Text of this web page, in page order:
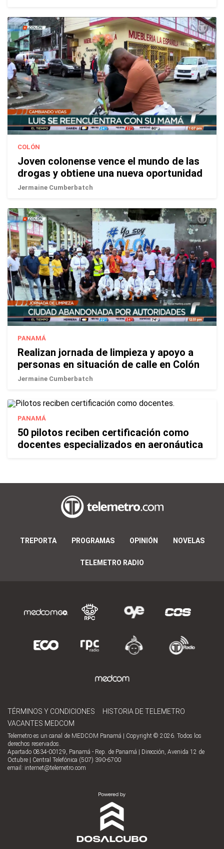
COLÓN
Joven colonense vence el mundo de las
drogas y obtiene una nueva oportunidad
Jermaine Cumberbatch
PANAMÁ
Realizan jornada de limpieza y apoyo a
personas en situación de calle en Colón
Jermaine Cumberbatch
PANAMÁ
50 pilotos reciben certificación como
docentes especializados en aeronáutica
TREPORTA PROGRAMAS OPINIÓN NOVELAS
TELEMETRO RADIO
TÉRMINOS Y CONDICIONES
HISTORIA DE TELEMETRO
VACANTES MEDCOM
Telemetro es un canal de MEDCOM Panamá | Copyright © 2026. Todos los
derechos reservados.
Apartado 0834-00129, Panamá - Rep. de Panamá | Dirección, Avenida 12 de
Octubre | Central Telefónica (507) 390-6700
email: internet@telemetro.com